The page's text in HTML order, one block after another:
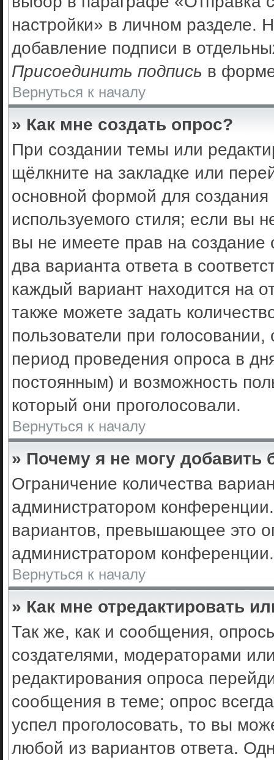
настройки» в личном разделе.
добавление подписи в
Присоединить подпись в
Вернуться к началу
» Как мне создать опрос?
При создании темы или
щёлкните на закладке или
основной формой для
используемого стиля; если вы
вы не имеете прав на
два варианта ответа в
каждый вариант находится на
также можете задать
пользователи при
период проведения опроса в
постоянным) и возможность
который они проголосовали.
Вернуться к началу
» Почему я не могу добавить
Ограничение количества
администратором
вариантов, превышающее это
администратором конференции.
Вернуться к началу
» Как мне отредактировать
Так же, как и сообщения,
создателями, модераторами
редактирования опроса
сообщения в теме; опрос
успел проголосовать, то вы
любой из вариантов ответа.